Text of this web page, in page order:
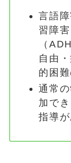
言語
習障
（
自由
的困
通常
加で
指導